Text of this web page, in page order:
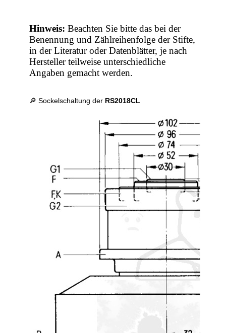
Hinweis: Beachten Sie bitte das bei der
Benennung und Zählreihenfolge der Stifte,
in der Literatur oder Datenblätter, je nach
Hersteller teilweise unterschiedliche
Angaben gemacht werden.
🔎 Sockelschaltung der RS2018CL